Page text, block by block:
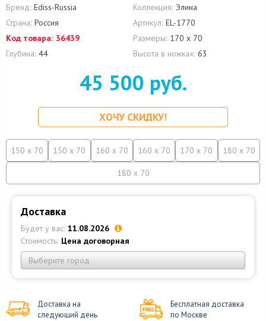
Бренд: Ediss-Russia Коллекция: Элина
Страна: Россия Артикул: EL-1770
Код товара: 36439 Размеры: 170 х 70
Глубина: 44 Высота в ножках: 63
45 500 руб.
ХОЧУ СКИДКУ!
150 x 70 150 x 70 160 x 70 160 x 70 170 x 70 180 x 70
180 x 70
Доставка
Будет у вас: 11.08.2026
Стоимость: Цена договорная
Выберите город
Доставка на
следующий день
Бесплатная доставка
по Москве